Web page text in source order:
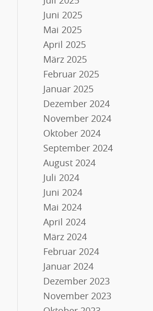
Juni 2025
Mai 2025
April 2025
März 2025
Februar 2025
Januar 2025
Dezember 2024
November 2024
Oktober 2024
September 2024
August 2024
Juli 2024
Juni 2024
Mai 2024
April 2024
März 2024
Februar 2024
Januar 2024
Dezember 2023
November 2023